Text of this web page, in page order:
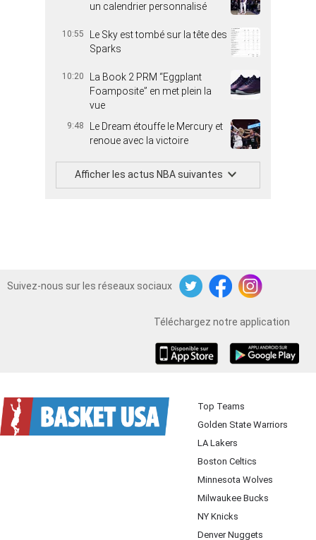
un calendrier personnalisé
10:55
Le Sky est tombé sur la tête des
Sparks
10:20
La Book 2 PRM “Eggplant
Foamposite” en met plein la
vue
9:48
Le Dream étouffe le Mercury et
renoue avec la victoire
Afficher les actus NBA suivantes
Suivez-nous sur les réseaux sociaux
TwitterFacebookInstagram
Téléchargez notre application
Top Teams
Golden State Warriors
LA Lakers
Boston Celtics
Minnesota Wolves
Milwaukee Bucks
NY Knicks
Denver Nuggets